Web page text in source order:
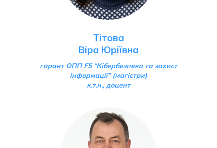
Тітова
Віра Юріївна
гарант ОПП F5 “Кібербезпека та захист
інформації” (магістри)
к.т.н., доцент